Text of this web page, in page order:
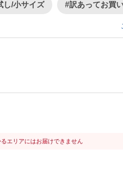
し/小サイズ #訳あってお買
エリアにはお届けできません